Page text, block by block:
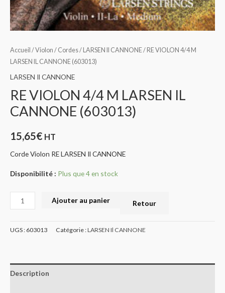
Accueil /Violon / Cordes/ LARSEN Il CANNONE/ RE VIOLON 4/4 M
LARSEN IL CANNONE (603013)
LARSEN Il CANNONE
RE VIOLON 4/4 M LARSEN IL
CANNONE (603013)
15,65€ HT
Corde Violon RE LARSEN Il CANNONE
Disponibilité : Plus que 4 en stock
Ajouter au panier Retour
UGS : 603013 Catégorie :LARSEN Il CANNONE
Description